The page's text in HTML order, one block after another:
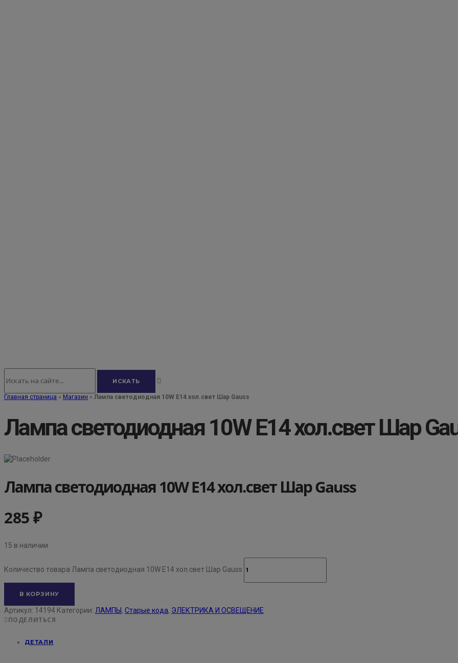
Главная страница » Магазин » Лампа светодиодная 10W E14 хол.свет Шар Gauss
Лампа светодиодная 10W E14 хол.свет Шар
Лампа светодиодная 10W E14 хол.свет Шар Gauss
285₽
15 в наличии
Количество товара Лампа светодиодная 10W E14 хол.свет Шар Gauss
В КОРЗИНУ
Артикул: 14194 Категории: ЛАМПЫ , Старые кода, ЭЛЕКТРИКА И ОСВЕЩЕНИЕ
ПОДЕЛИТЬСЯ
ДЕТАЛИ